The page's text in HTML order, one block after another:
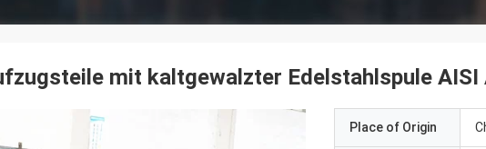
mit kaltgewalzter Edelstahlspule AISI
Place of Origin